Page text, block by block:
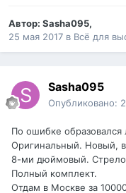
Автор: Sasha095,
25 мая 2017 в Всё для
Sasha095
Опубликовано:
По ошибке
Оригинальный. Новый,
8-ми дюймовый.
Полный комплект.
Отдам в Москве за